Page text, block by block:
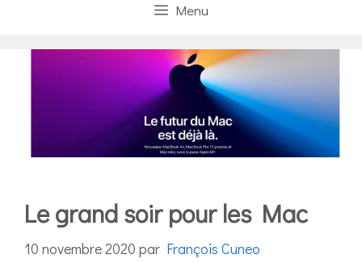
Menu
Le grand soir pour les Mac
10 novembre 2020 par François Cuneo